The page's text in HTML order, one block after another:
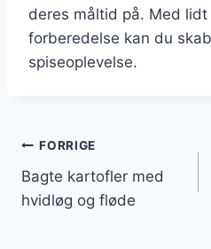
deres måltid på. Med
forberedelse kan du
spiseoplevelse.
FORRIGE
Bagte kartofler med
hvidløg og fløde